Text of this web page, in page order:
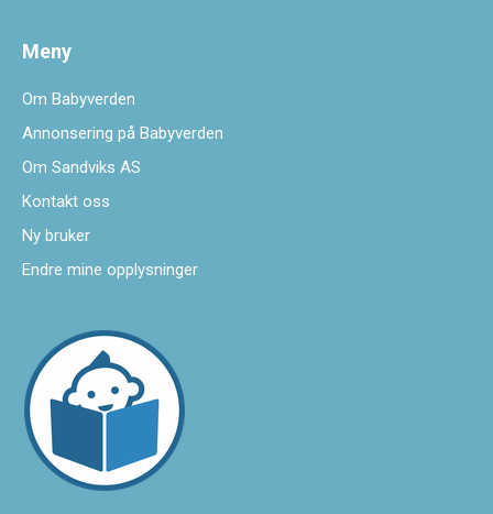
Meny
Om Babyverden
Annonsering på Babyverden
Om Sandviks AS
Kontakt oss
Ny bruker
Endre mine opplysninger